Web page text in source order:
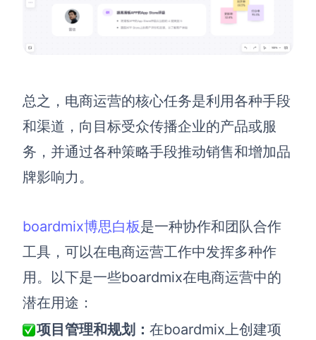
总之，电商运营的核心任务是利用各种手段
和渠道，向目标受众传播企业的产品或服
务，并通过各种策略手段推动销售和增加品
牌影响力。
boardmix博思白板是一种协作和团队合作
工具，可以在电商运营工作中发挥多种作
用。以下是一些boardmix在电商运营中的
潜在用途：
项目管理和规划： 在boardmix上创建项